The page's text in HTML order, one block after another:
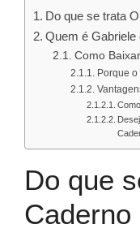
Do que se trata
Quem é
Como
Porque
Do que
Caderno